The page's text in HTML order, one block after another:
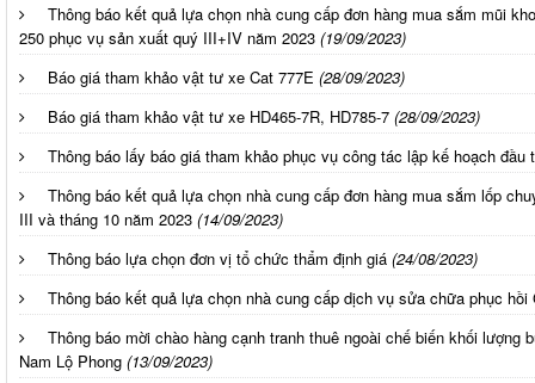
Thông báo kết quả lựa chọn nhà cung cấp đơn hàng mua sắm mũi
250 phục vụ sản xuất quý III+IV năm 2023 (19/09/2023)
Báo giá tham khảo vật tư xe Cat 777E (28/09/2023)
Báo giá tham khảo vật tư xe HD465-7R, HD785-7 (28/09/2023)
Thông báo lấy báo giá tham khảo phục vụ công tác lập kế hoạch đầu
Thông báo kết quả lựa chọn nhà cung cấp đơn hàng mua sắm lốp
III và tháng 10 năm 2023 (14/09/2023)
Thông báo lựa chọn đơn vị tổ chức thẩm định giá (24/08/2023)
Thông báo kết quả lựa chọn nhà cung cấp dịch vụ sửa chữa phục hồi
Thông báo mời chào hàng cạnh tranh thuê ngoài chế biến khối lượng
Nam Lộ Phong (13/09/2023)